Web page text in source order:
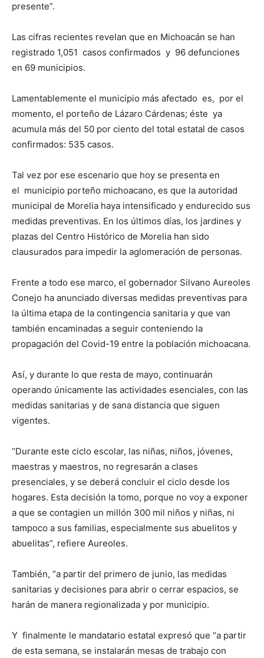
presente”.
Las cifras recientes revelan que en Michoacán se han
registrado 1,051 casos confirmados y 96 defunciones
en 69 municipios.
Lamentablemente el municipio más afectado es, por el
momento, el porteño de Lázaro Cárdenas; éste ya
acumula más del 50 por ciento del total estatal de casos
confirmados: 535 casos.
Tal vez por ese escenario que hoy se presenta en
el municipio porteño michoacano, es que la autoridad
municipal de Morelia haya intensificado y endurecido sus
medidas preventivas. En los últimos días, los jardines y
plazas del Centro Histórico de Morelia han sido
clausurados para impedir la aglomeración de personas.
Frente a todo ese marco, el gobernador Silvano Aureoles
Conejo ha anunciado diversas medidas preventivas para
la última etapa de la contingencia sanitaria y que van
también encaminadas a seguir conteniendo la
propagación del Covid-19 entre la población michoacana.
Así, y durante lo que resta de mayo, continuarán
operando únicamente las actividades esenciales, con las
medidas sanitarias y de sana distancia que siguen
vigentes.
“Durante este ciclo escolar, las niñas, niños, jóvenes,
maestras y maestros, no regresarán a clases
presenciales, y se deberá concluir el ciclo desde los
hogares. Esta decisión la tomo, porque no voy a exponer
a que se contagien un millón 300 mil niños y niñas, ni
tampoco a sus familias, especialmente sus abuelitos y
abuelitas”, refiere Aureoles.
También, “a partir del primero de junio, las medidas
sanitarias y decisiones para abrir o cerrar espacios, se
harán de manera regionalizada y por municipio.
Y finalmente le mandatario estatal expresó que “a partir
de esta semana, se instalarán mesas de trabajo con